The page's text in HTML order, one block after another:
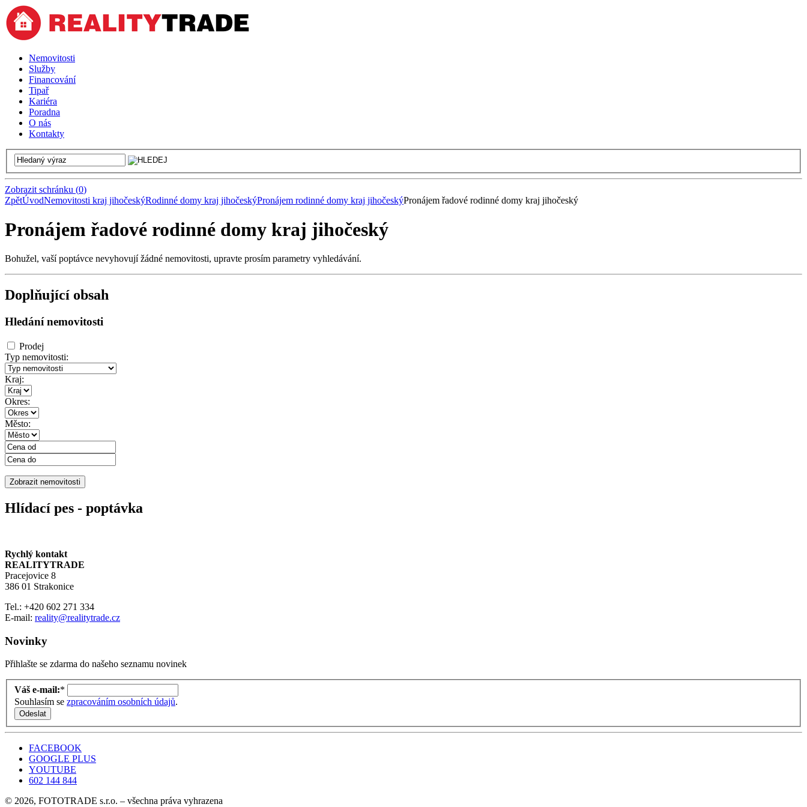
Nemovitosti
Služby
Financování
Tipař
Kariéra
Poradna
O nás
Kontakty
Zobrazit schránku (0)
ZpětÚvodNemovitosti kraj jihočeskýRodinné domy kraj jihočeskýPronájem rodinné domy kraj jihočeskýPronájem řadové rodinné domy kraj jihočeský
Pronájem řadové rodinné domy kraj jihočeský
Bohužel, vaší poptávce nevyhovují žádné nemovitosti, upravte prosím parametry vyhledávání.
Doplňující obsah
Hledání nemovitosti
Prodej
Typ nemovitosti:
Kraj:
Okres:
Město:
Hlídací pes - poptávka
Rychlý kontakt
REALITYTRADE
Pracejovice 8
386 01 Strakonice
Tel.: +420 602 271 334
E-mail: reality@realitytrade.cz
Novinky
Přihlašte se zdarma do našeho seznamu novinek
Váš e-mail:*
Souhlasím se zpracováním osobních údajů.
FACEBOOK
GOOGLE PLUS
YOUTUBE
602 144 844
© 2026, FOTOTRADE s.r.o. – všechna práva vyhrazena